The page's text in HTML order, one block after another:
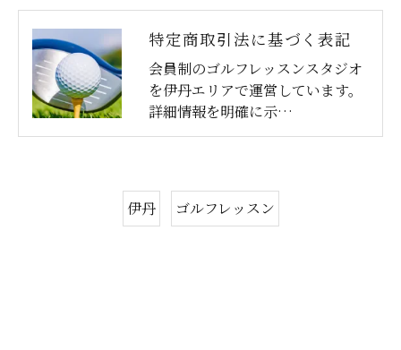
特定商取引法に基づく表記
会員制のゴルフレッスンスタジオ
を伊丹エリアで運営しています。
詳細情報を明確に示…
伊丹 ゴルフレッスン